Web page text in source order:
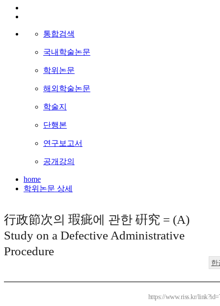
통합검색
국내학술논문
학위논문
해외학술논문
학술지
단행본
연구보고서
공개강의
home
학위논문 상세
行政節次의 瑕疵에 관한 硏究 = (A)
Study on a Defective Administrative
Procedure
한
https://www.riss.kr/